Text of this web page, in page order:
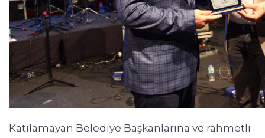
Katılamayan Belediye Başkanlarına ve rahmetli